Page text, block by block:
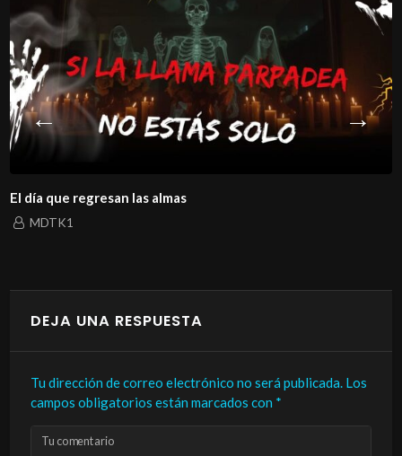
El día que regresan las almas
MDTK1
DEJA UNA RESPUESTA
Tu dirección de correo electrónico no será publicada. Los
campos obligatorios están marcados con *
Tu comentario